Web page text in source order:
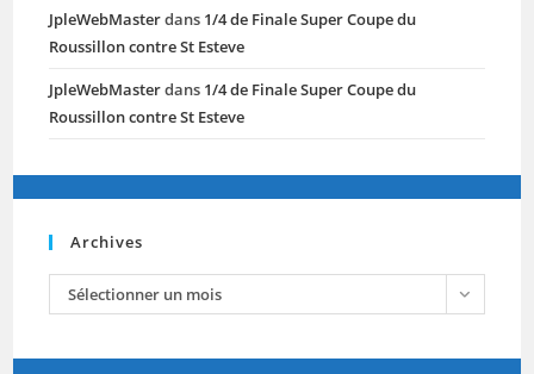
JpleWebMasterdans 1/4 de Finale Super Coupe du
Roussillon contre St Esteve
JpleWebMasterdans 1/4 de Finale Super Coupe du
Roussillon contre St Esteve
Archives
archives
Sélectionner un mois